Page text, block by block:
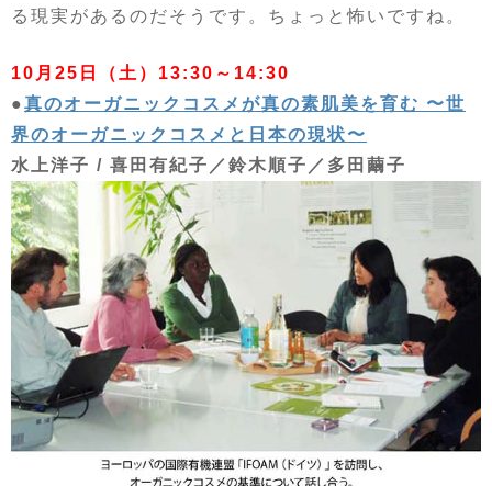
る現実があるのだそうです。ちょっと怖いですね。
10月25日（土）13:30～14:30
●真のオーガニックコスメが真の素肌美を育む 〜世
界のオーガニックコスメと日本の現状〜
水上洋子 / 喜田有紀子／鈴木順子／多田繭子